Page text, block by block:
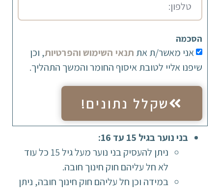
הסכמה
אני מאשר/ת את תנאי השימוש והפרטיות, וכן
שיפנו אליי לטובת איסוף החומר והמשך התהליך.
שקלל נתונים!
בני נוער בגיל 15 עד 16:
ניתן להעסיק בני נוער מעל גיל 15 כל עוד
לא חל עליהם חוק חינוך חובה.
במידה וכן חל עליהם חוק חינוך חובה, ניתן